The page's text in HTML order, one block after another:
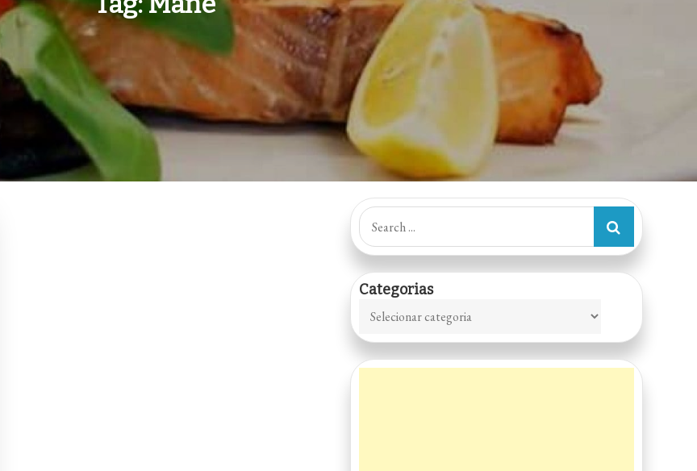
Search
for:
Categorias
Categorias